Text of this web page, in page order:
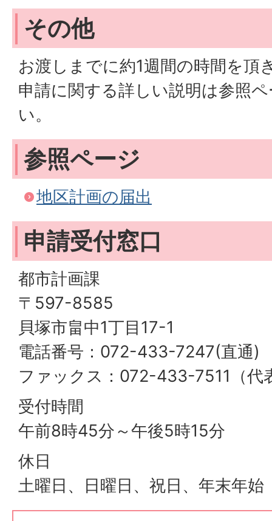
その他
お渡しまでに約1週間の時間を頂
申請に関する詳しい説明は参照
い。
参照ページ
地区計画の届出
申請受付窓口
都市計画課
〒597-8585
貝塚市畠中1丁目17-1
電話番号：072-433-7247(直通)
ファックス：072-433-7511（代
受付時間
午前8時45分～午後5時15分
休日
土曜日、日曜日、祝日、年末年始